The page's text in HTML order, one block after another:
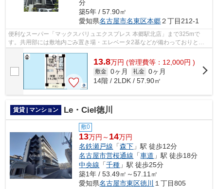
分
築5年 / 57.90㎡
愛知県名古屋市名東区本郷２丁目212-1
便利なスーパー「マックスバリュエクスプレス 本郷駅北店」まで325mで
す。共用部には敷地内ごみ置き場・エレベータ2基などが備わっておりとて
も充実しています。こちらの物件はマンシ...
13.8万円 (管理費等：12,000円 )
敷金 0ヶ月 礼金 0ヶ月
14階 / 2LDK / 57.90㎡
賃貸 | マンション Le・Ciel徳川
敷0
13万円～ 14万円
名鉄瀬戸線 「森下 」駅 徒歩12分
名古屋市営桜通線 「車道 」駅 徒歩18分
中央線 「千種 」駅 徒歩25分
築1年 / 53.49㎡～57.11㎡
愛知県名古屋市東区徳川 １丁目805